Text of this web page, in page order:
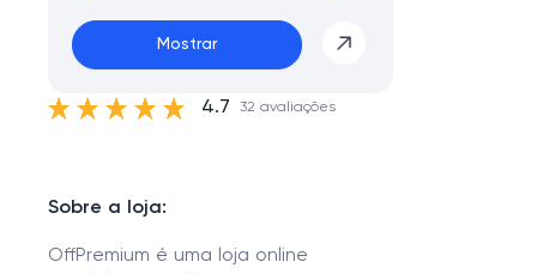
Mostrar
4.7 32 avaliações
Sobre a loja:
OffPremium é uma loja online